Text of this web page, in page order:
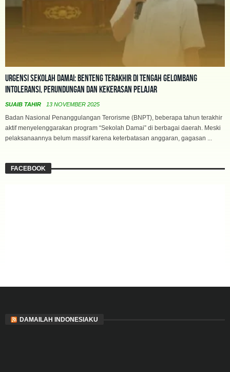
Urgensi Sekolah Damai: Benteng Terakhir di Tengah Gelombang
Intoleransi, Perundungan dan Kekerasan Pelajar
SUAIB TAHIR 13 NOVEMBER 2025
Badan Nasional Penanggulangan Terorisme (BNPT), beberapa tahun terakhir
aktif menyelenggarakan program “Sekolah Damai” di berbagai daerah. Meski
pelaksanaannya belum massif karena keterbatasan anggaran, gagasan ...
FACEBOOK
DAMAILAH INDONESIAKU